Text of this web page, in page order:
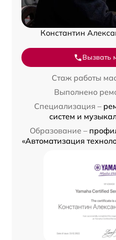
Константин
Вызвать
Стаж работы
Выполнено
Специализация –
систем и
Образование –
«Автоматизация